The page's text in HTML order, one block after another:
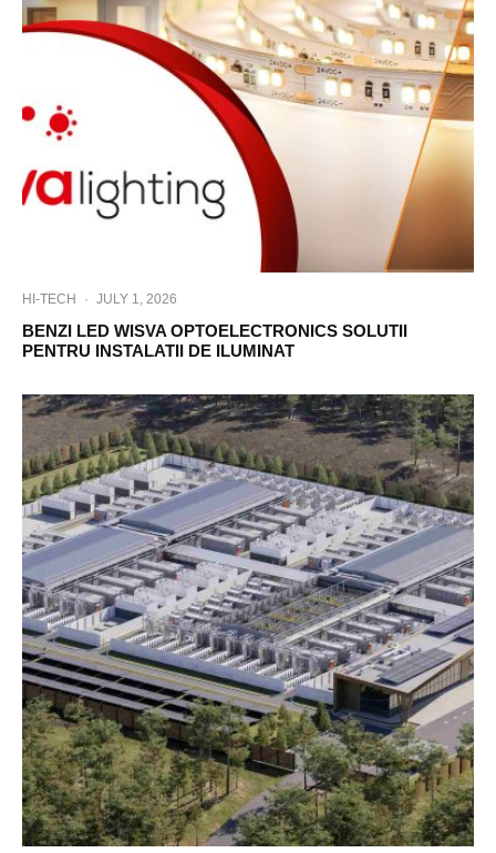
HI-TECH · JULY 1, 2026
BENZI LED WISVA OPTOELECTRONICS SOLUTII
PENTRU INSTALATII DE ILUMINAT